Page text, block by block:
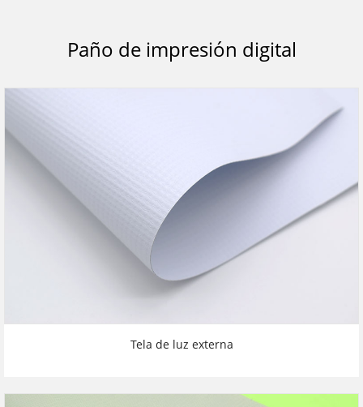
Paño de impresión digital
Tela de luz externa